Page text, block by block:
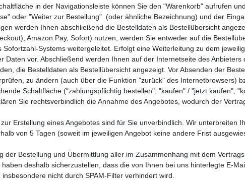
in der Navigationsleiste können Sie den "Warenkorb" aufrufen
oder "Weiter zur Bestellung" (oder ähnliche Bezeichnung) und der
werden Ihnen abschließend die Bestelldaten als Bestellübersicht
Amazon Pay, Sofort) nutzen, werden Sie entweder auf die
Sofortzahl-Systems weitergeleitet. Erfolgt eine Weiterleitung zu dem
Daten vor. Abschließend werden Ihnen auf der Internetseite des
die Bestelldaten als Bestellübersicht angezeigt. Vor Absenden der
zu ändern (auch über die Funktion "zurück" des Internetbrowsers)
Schaltfläche ("zahlungspflichtig bestellen", "kaufen" / "jetzt kaufen",
Sie rechtsverbindlich die Annahme des Angebotes, wodurch der
Erstellung eines Angebotes sind für Sie unverbindlich. Wir unterbreiten
von 5 Tagen (soweit im jeweiligen Angebot keine andere Frist
der Bestellung und Übermittlung aller im Zusammenhang mit dem
deshalb sicherzustellen, dass die von Ihnen bei uns hinterlegte E-
nicht durch SPAM-Filter verhindert wird.